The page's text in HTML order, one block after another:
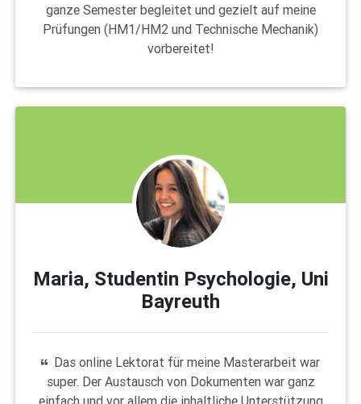
ganze Semester begleitet und gezielt auf meine
Prüfungen (HM1/HM2 und Technische Mechanik)
vorbereitet!
Maria, Studentin Psychologie, Uni
Bayreuth
Das online Lektorat für meine Masterarbeit war
super. Der Austausch von Dokumenten war ganz